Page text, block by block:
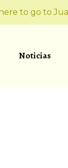
to go to
Noticias